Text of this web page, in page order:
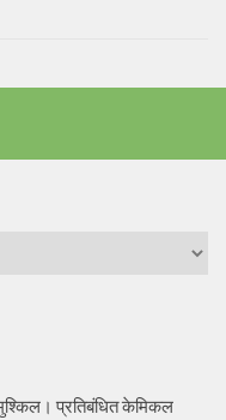
मुश्किल। प्रतिबंधित केमिकल